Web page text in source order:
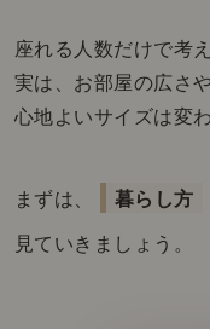
座れる人数だけで考
実は、お部屋の広さ
心地よいサイズは変
まずは、 暮らし方
見ていきましょう。